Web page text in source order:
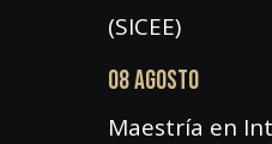
(SICEE)
08 AGOSTO
Maestría en